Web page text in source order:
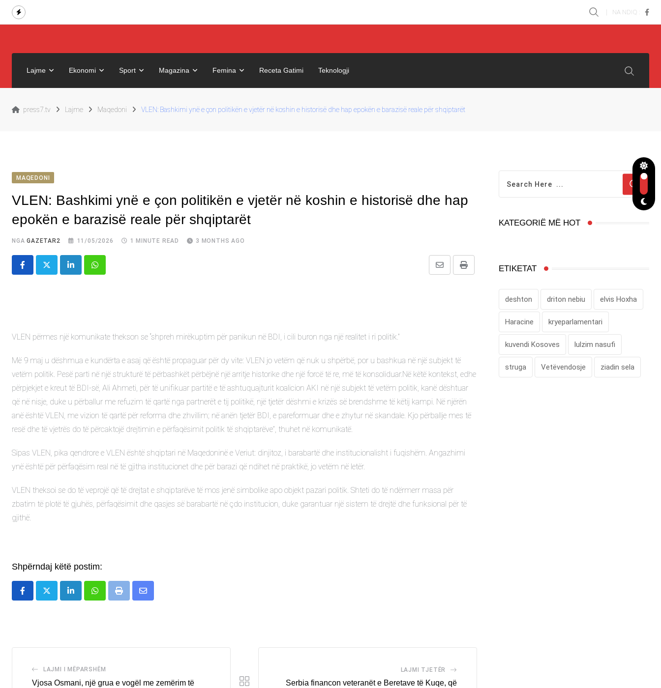
Skip
NA NDIQ :
Lajme Ekonomi Sport Magazina Femina Receta Gatimi Teknologji
press7.tv Lajme Maqedoni VLEN: Bashkimi ynë e çon politikën e vjetër në koshin e historisë dhe hap epokën e barazisë reale për shqiptarët
MAQEDONI
VLEN: Bashkimi ynë e çon politikën e vjetër në koshin e historisë dhe hap
epokën e barazisë reale për shqiptarët
NGAGAZETAR2 11/05/2026 1 MINUTE READ 3 MONTHS AGO
LinkedInWhatsapp Print
Share
VLEN përmes një komunikate thekson se “shpreh mirëkuptim për panikun në BDI, i cili buron nga një realitet i ri politik.”
Më 9 maj u dëshmua e kundërta e asaj që është propaguar për dy vite: VLEN jo vetëm që nuk u shpërbë, por u bashkua në një subjekt të
vetëm politik. Pesë parti në një strukturë të përbashkët përbëjnë një arritje historike dhe një forcë të re, më të konsoliduar.Në këtë kontekst, edhe
përpjekjet e kreut të BDI-së, Ali Ahmeti, për të unifikuar partitë e të ashtuquajturit koalicion AKI në një subjekt të vetëm politik, kanë dështuar
që në nisje, duke u përballur me refuzim të qartë nga partnerët e tij politikë, një tjetër dëshmi e krizës së brendshme të këtij kampi. Në njërën
anë është VLEN, me vizion të qartë për reforma dhe zhvillim; në anën tjetër BDI, e pareformuar dhe e zhytur në skandale. Kjo përballje mes të
resë dhe të vjetrës do të përcaktojë drejtimin e përfaqësimit politik të shqiptarëve”, thuhet në komunikatë.
Sipas VLEN, pika qendrore e VLEN është shqiptari në Maqedoninë e Veriut: dinjitoz, i barabartë dhe institucionalisht i fuqishëm. Angazhimi
ynë është për përfaqësim real në të gjitha institucionet dhe për barazi që ndihet në praktikë, jo vetëm në letër.
VLEN theksoi se do të veprojë që të drejtat e shqiptarëve të mos jenë simbolike apo objekt pazari politik. Shteti do të ndërmerr masa për
zbatim të plotë të gjuhës, përfaqësimit dhe qasjes së barabartë në çdo institucion, duke garantuar një sistem të drejtë dhe funksional për të
gjithë.
Shpërndaj këtë postim:
LinkedInWhatsappPrint
Share
LAJMI I MËPARSHËM
Vjosa Osmani, një grua e vogël me zemërim të
LAJMI TJETËR
Serbia financon veteranët e Beretave të Kuqe, që
KATEGORIË MË HOT
ETIKETAT
deshton driton nebiu elvis Hoxha
Haracine kryeparlamentari
kuvendi Kosoves lulzim nasufi
struga Vetëvendosje ziadin sela